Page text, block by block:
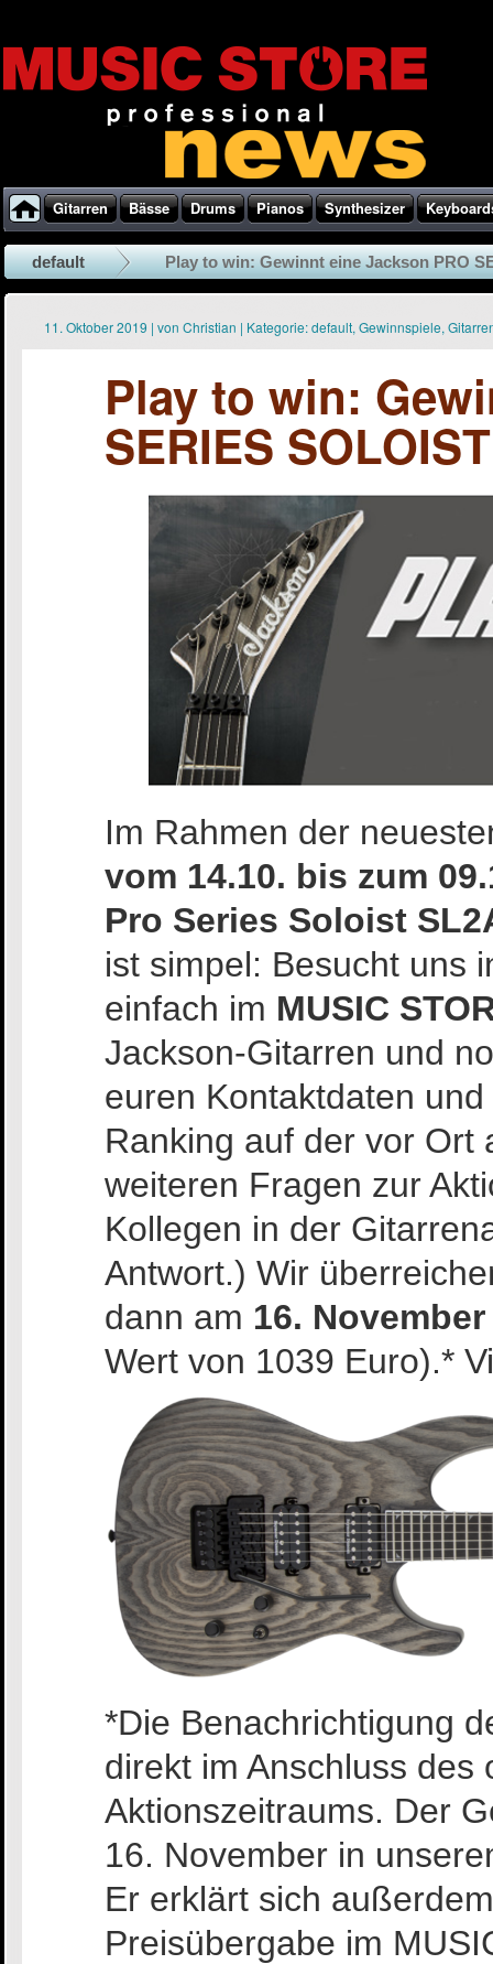
Gitarren Bässe Drums Pianos Synthesizer
default Play to win: Gewinnt eine Jackson PRO
11. Oktober 2019 | von Christian | Kategorie:default, Gewinnspiele,
Play to win:
SERIES
Im Rahmen der
vom 14.10. bis zum
Pro Series Soloist
ist simpel: Besucht uns
einfach im MUSIC
Jackson-Gitarren und
euren Kontaktdaten
Ranking auf der vor Ort
weiteren Fragen zur
Kollegen in der
Antwort.) Wir
dann am 16. November
Wert von 1039 Euro).*
*Die Benachrichtigung
direkt im Anschluss des
Aktionszeitraums. Der
16. November in
Er erklärt sich
Preisübergabe im